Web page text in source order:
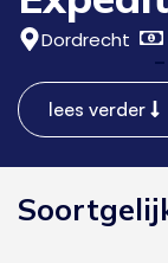
Dordrecht
lees verder